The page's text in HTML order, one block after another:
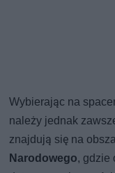
Wybierając na
należy jednak
znajdują się na
Narodowego, gdzie